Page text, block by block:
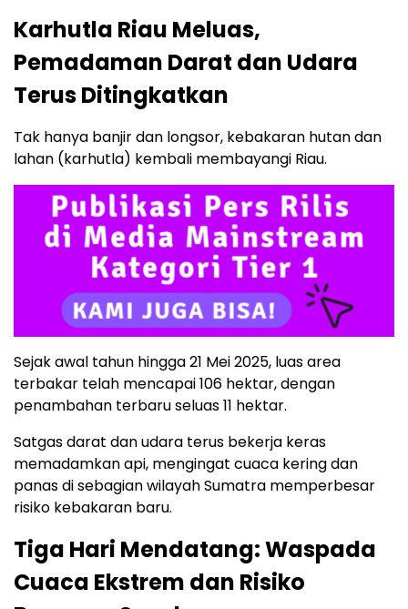
Karhutla Riau Meluas,
Pemadaman Darat dan Udara
Terus Ditingkatkan
Tak hanya banjir dan longsor, kebakaran hutan dan
lahan (karhutla) kembali membayangi Riau.
Sejak awal tahun hingga 21 Mei 2025, luas area
terbakar telah mencapai 106 hektar, dengan
penambahan terbaru seluas 11 hektar.
Satgas darat dan udara terus bekerja keras
memadamkan api, mengingat cuaca kering dan
panas di sebagian wilayah Sumatra memperbesar
risiko kebakaran baru.
Tiga Hari Mendatang: Waspada
Cuaca Ekstrem dan Risiko